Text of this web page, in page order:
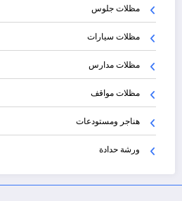
مظلات جلوس
مظلات سيارات
مظلات مدارس
مظلات مواقف
هناجر ومستودعات
ورشة حدادة